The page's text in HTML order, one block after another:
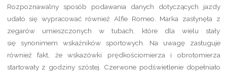
Rozpoznawalny sposób podawania danych dotyczących jazdy
udało się wypracować również Alfie Romeo. Marka zasłynęła z
zegarów umieszczonych w tubach, które dla wielu stały
się synonimem wskaźników sportowych. Na uwagę zasługuje
również fakt, że wskazówki prędkościomierza i obrotomierza
startowały z godziny szóstej. Czerwone podświetlenie dopełniało